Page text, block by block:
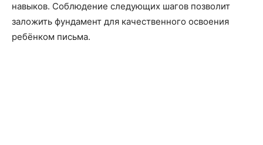
навыков. Соблюдение следующих шагов позволит
заложить фундамент для качественного освоения
ребёнком письма.